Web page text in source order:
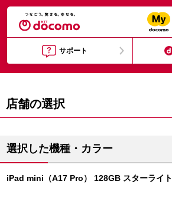
サポート
店舗の選択
選択した機種・カラー
iPad mini（A17 Pro） 128GB スターライト